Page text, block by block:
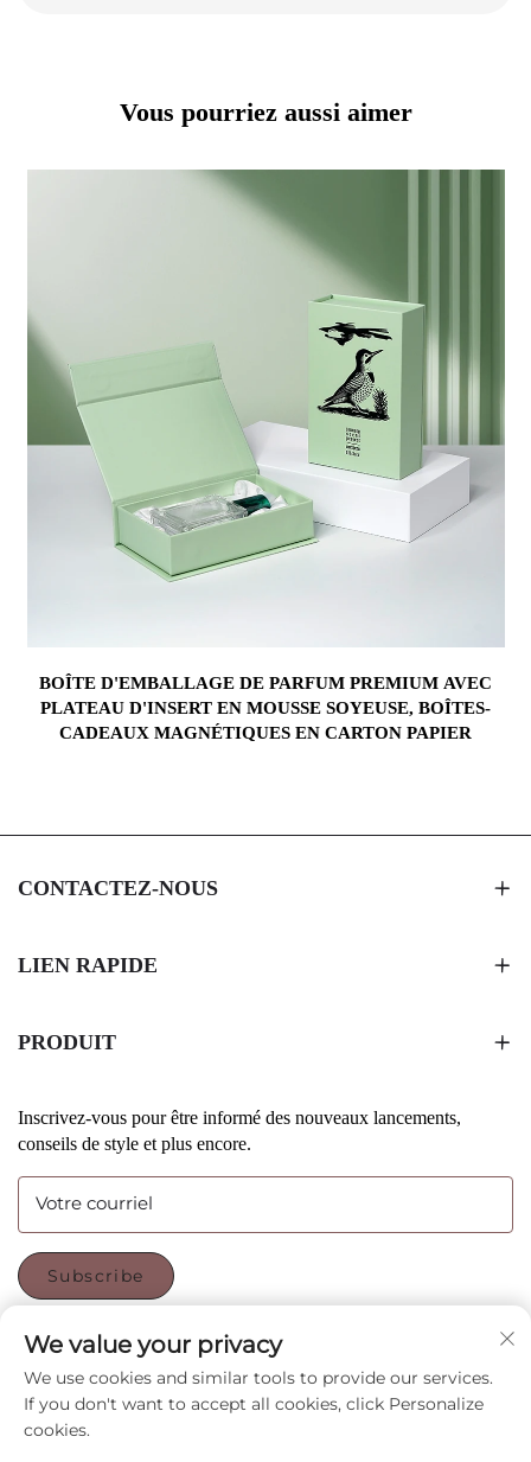
Vous pourriez aussi aimer
BOÎTE D'EMBALLAGE DE PARFUM PREMIUM AVEC
PLATEAU D'INSERT EN MOUSSE SOYEUSE, BOÎTES-
CADEAUX MAGNÉTIQUES EN CARTON PAPIER
CONTACTEZ-NOUS
LIEN RAPIDE
PRODUIT
Inscrivez-vous pour être informé des nouveaux lancements,
conseils de style et plus encore.
Votre courriel
Subscribe
SUIVEZ-NOUS
We value your privacy
We use cookies and similar tools to provide our services.
If you don't want to accept all cookies, click Personalize
cookies.